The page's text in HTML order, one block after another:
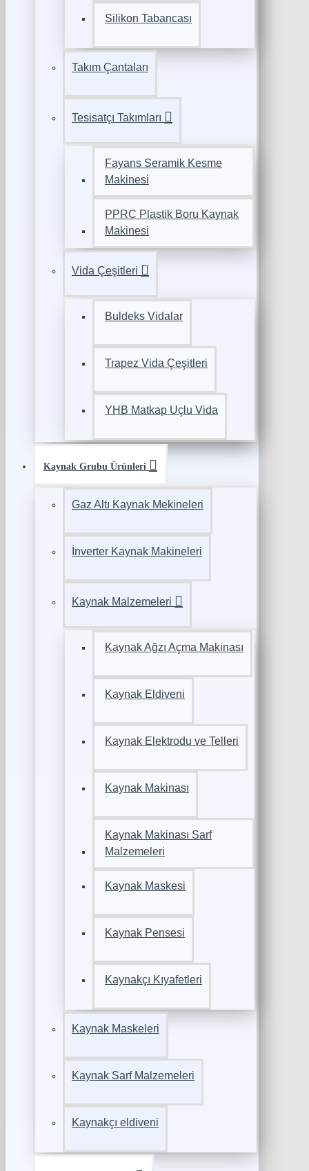
Silikon Tabancası
Takım Çantaları
Tesisatçı Takımları
Fayans Seramik Kesme
Makinesi
PPRC Plastik Boru Kaynak
Makinesi
Vida Çeşitleri
Buldeks Vidalar
Trapez Vida Çeşitleri
YHB Matkap Uçlu Vida
Kaynak Grubu Ürünleri
Gaz Altı Kaynak Mekineleri
İnverter Kaynak Makineleri
Kaynak Malzemeleri
Kaynak Ağzı Açma Makinası
Kaynak Eldiveni
Kaynak Elektrodu ve Telleri
Kaynak Makinası
Kaynak Makinası Sarf
Malzemeleri
Kaynak Maskesi
Kaynak Pensesi
Kaynakçı Kıyafetleri
Kaynak Maskeleri
Kaynak Sarf Malzemeleri
Kaynakçı eldiveni